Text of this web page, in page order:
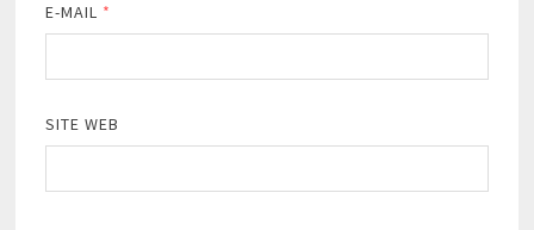
E-MAIL *
SITE WEB